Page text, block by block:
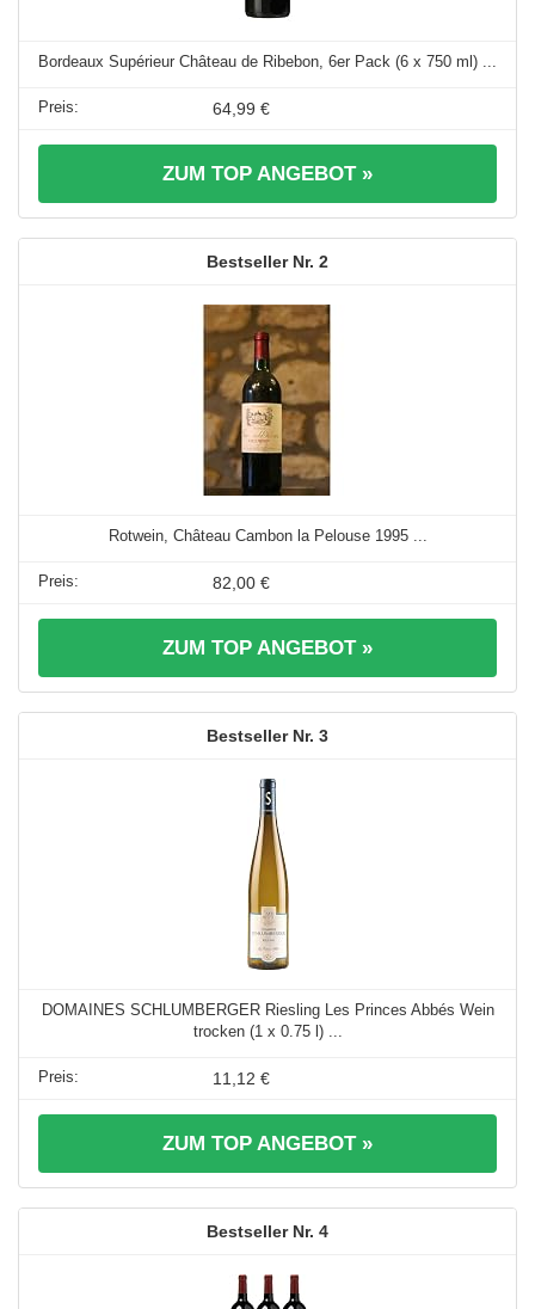
Bordeaux Supérieur Château de Ribebon, 6er Pack (6 x 750 ml) ...
64,99 €
ZUM TOP ANGEBOT »
2
Rotwein, Château Cambon la Pelouse 1995 ...
82,00 €
ZUM TOP ANGEBOT »
3
DOMAINES SCHLUMBERGER Riesling Les Princes Abbés Wein
trocken (1 x 0.75 l) ...
11,12 €
ZUM TOP ANGEBOT »
4